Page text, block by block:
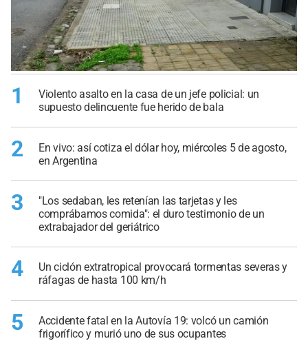
1
Violento asalto en la casa de un jefe policial: un
supuesto delincuente fue herido de bala
2
En vivo: así cotiza el dólar hoy, miércoles 5 de agosto,
en Argentina
3
"Los sedaban, les retenían las tarjetas y les
comprábamos comida": el duro testimonio de un
extrabajador del geriátrico
4
Un ciclón extratropical provocará tormentas severas y
ráfagas de hasta 100 km/h
5
Accidente fatal en la Autovía 19: volcó un camión
frigorífico y murió uno de sus ocupantes